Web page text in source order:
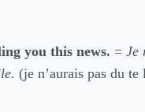
you this news. = Je
(je n’aurais pas du te